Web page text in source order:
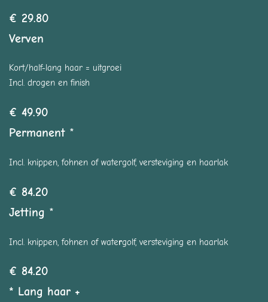
€ 29.80
Verven
Kort/half-lang haar = uitgroei
Incl. drogen en finish
€ 49.90
Permanent *
Incl. knippen, fohnen of watergolf, versteviging en haarlak
€ 84.20
Jetting *
Incl. knippen, fohnen of watergolf, versteviging en haarlak
€ 84.20
* Lang haar +